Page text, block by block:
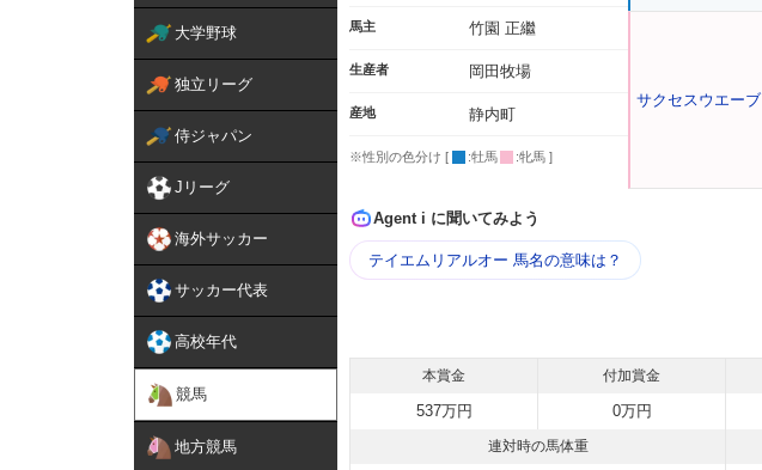
大学野球
独立リーグ
侍ジャパン
Jリーグ
海外サッカー
サッカー代表
高校年代
競馬
地方競馬
馬主 竹園 正繼
生産者 岡田牧場
産地 静内町
※性別の色分け [ :牡馬 :牝馬 ]
サクセスウエーブ
Agent i に聞いてみよう
テイエムリアルオー 馬名の意味は？
本賞金 付加賞金
537万円 0万円
連対時の馬体重